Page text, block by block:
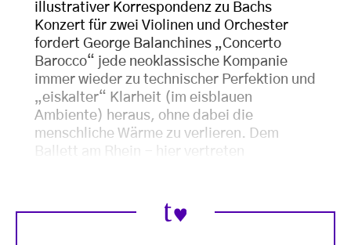
illustrativer Korrespondenz zu Bachs
Konzert für zwei Violinen und Orchester
fordert George Balanchines „Concerto
Barocco“ jede neoklassische Kompanie
immer wieder zu technischer Perfektion und
„eiskalter“ Klarheit (im eisblauen
Ambiente) heraus, ohne dabei die
menschliche Wärme zu verlieren. Dem
Ballett am Rhein − hier vertreten